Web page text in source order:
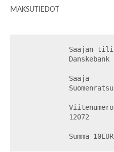
MAKSUTIEDOT
            Summa 10EUR